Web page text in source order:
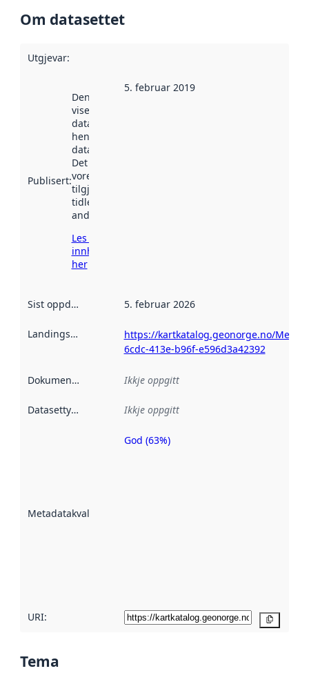
Om datasettet
Utgjevar:
Publisert:
Denne datoen
viser når
datasettet vart
henta inn av
data.norge.no.
Det kan ha
vore
tilgjengeleg
tidlegare
andre stader.
Les meir om
innhenting
her
5. februar 2019
Sist oppdatert 5. februar 2026
Landingsside
https://kartkatalog.geonorge.no/
6cdc-413e-b96f-e596d3a42392
Dokumentasjon Ikkje oppgitt
Datasettype Ikkje oppgitt
Metadatakvalitet
Metadatakvalitet
God (63%)
URI:
Tema